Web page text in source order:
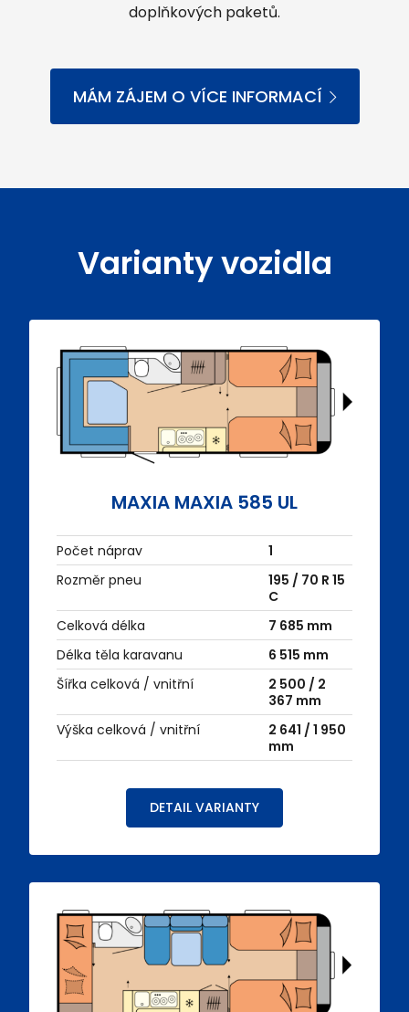
doplňkových paketů.
MÁM ZÁJEM O VÍCE INFORMACÍ
Varianty vozidla
MAXIA MAXIA 585 UL
Počet náprav
1
Rozměr pneu
195 / 70 R 15
C
Celková délka
7 685 mm
Délka těla karavanu
6 515 mm
Šířka celková / vnitřní
2 500 / 2
367 mm
Výška celková / vnitřní
2 641 / 1 950
mm
DETAIL VARIANTY